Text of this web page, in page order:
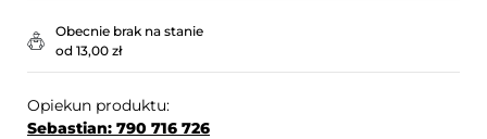
Obecnie brak na stanie
od 13,00 zł
Opiekun produktu:
Sebastian: 790 716 726